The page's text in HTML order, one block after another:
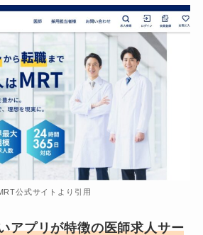
公式サイトより引用
アプリが特徴の医師求人サー